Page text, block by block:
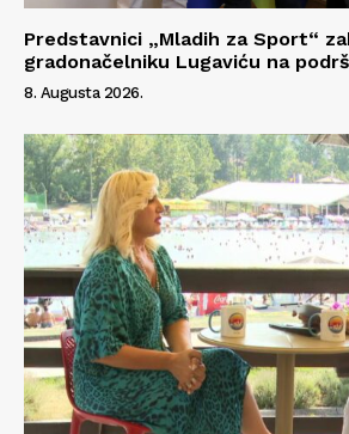
Info
O nama
Kontakt
Impressum
Predstavnici „Mladih za Sport“
gradonačelniku Lugaviću na
8. Augusta 2026.